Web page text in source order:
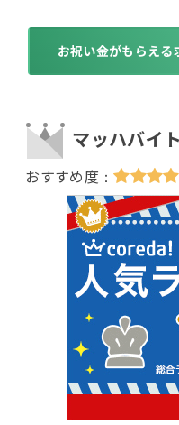
お祝い金がもらえる
マッハバイ